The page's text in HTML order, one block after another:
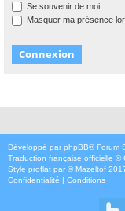
Se souvenir de moi
Masquer ma présence
Développé par phpBB® Forum
Traduction française officielle ©
Style proflat par ©Mazeltof
Confidentialité | Conditions